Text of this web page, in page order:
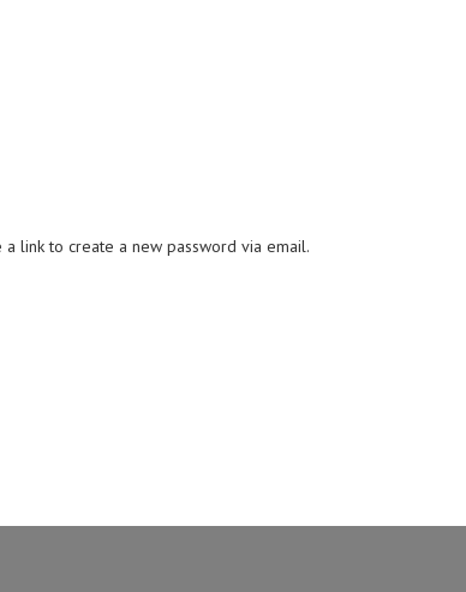
link to create a new password via email.